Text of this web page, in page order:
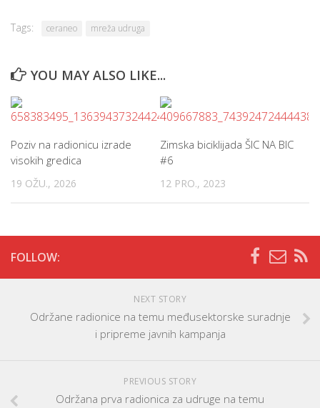
Tags: ceraneo mreža udruga
YOU MAY ALSO LIKE...
Poziv na radionicu izrade
visokih gredica
19 OŽU., 2026
Zimska biciklijada ŠIC NA BIC
#6
12 PRO., 2023
FOLLOW:
NEXT STORY
Održane radionice na temu međusektorske suradnje
i pripreme javnih kampanja
PREVIOUS STORY
Održana prva radionica za udruge na temu